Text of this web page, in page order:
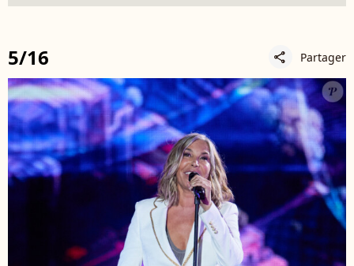
5/16 share Partager